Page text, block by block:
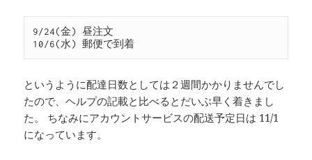
9/24(金) 昼注文
というように配達日数としては２週間かかりませんでし
たので、ヘルプの記載と比べるとだいぶ早く着きまし
た。 ちなみにアカウントサービスの配送予定日は 11/1
になっています。